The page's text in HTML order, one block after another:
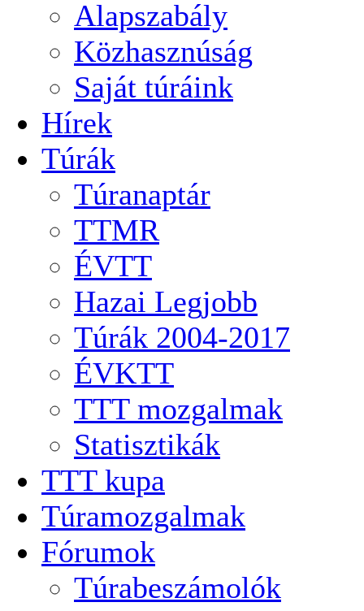
Alapszabály
Közhasznúság
Saját túráink
Hírek
Túrák
Túranaptár
TTMR
ÉVTT
Hazai Legjobb
Túrák 2004-2017
ÉVKTT
TTT mozgalmak
Statisztikák
TTT kupa
Túramozgalmak
Fórumok
Túrabeszámolók